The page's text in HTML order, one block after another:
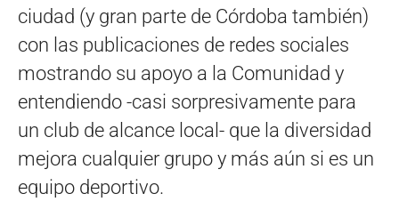
ciudad (y gran parte de Córdoba también)
con las publicaciones de redes sociales
mostrando su apoyo a la Comunidad y
entendiendo -casi sorpresivamente para
un club de alcance local- que la diversidad
mejora cualquier grupo y más aún si es un
equipo deportivo.